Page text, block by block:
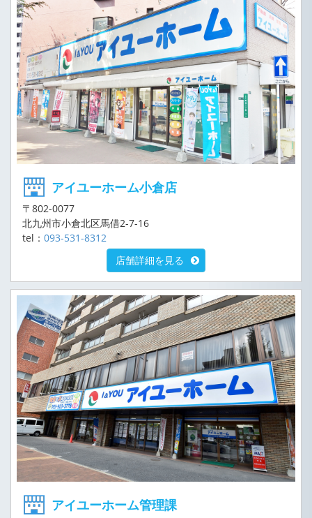
アイユーホーム小倉店
〒802-0077
北九州市小倉北区馬借2-7-16
tel： 093-531-8312
店舗詳細を見る
アイユーホーム管理課